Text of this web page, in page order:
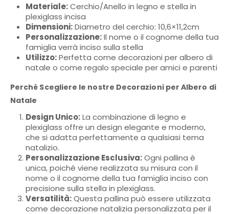
Materiale:Cerchio/Anello in legno e stella in
plexiglass incisa
Dimensioni:Diametro del cerchio: 10,6×11,2cm
Personalizzazione:Il nome o il cognome della tua
famiglia verrà inciso sulla stella
Utilizzo:Perfetta come decorazioni per albero di
natale o come regalo speciale per amici e parenti
Perché Scegliere le nostre Decorazioni per Albero di
Natale
Design Unico:La combinazione di legno e
plexiglass offre un design elegante e moderno,
che si adatta perfettamente a qualsiasi tema
natalizio.
Personalizzazione Esclusiva:Ogni pallina è
unica, poiché viene realizzata su misura con il
nome o il cognome della tua famiglia inciso con
precisione sulla stella in plexiglass.
Versatilità:Questa pallina può essere utilizzata
come decorazione natalizia personalizzata per il